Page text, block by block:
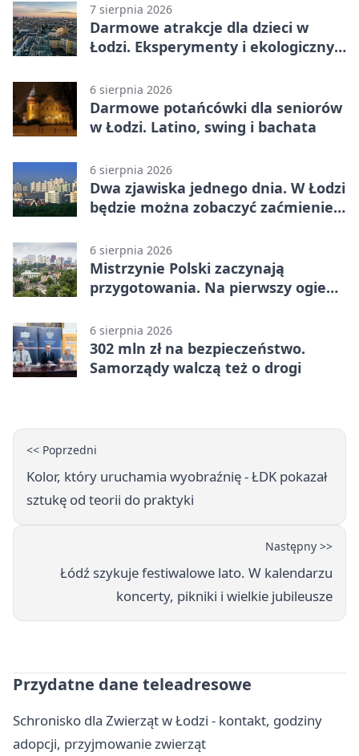
7 sierpnia 2026
Darmowe atrakcje dla dzieci w
Łodzi. Eksperymenty i ekologiczny
6 sierpnia 2026
Darmowe potańcówki dla seniorów
w Łodzi. Latino, swing i bachata
6 sierpnia 2026
Dwa zjawiska jednego dnia. W Łodzi
będzie można zobaczyć zaćmienie i
6 sierpnia 2026
Mistrzynie Polski zaczynają
przygotowania. Na pierwszy ogień
6 sierpnia 2026
302 mln zł na bezpieczeństwo.
Samorządy walczą też o drogi
<< Poprzedni
Kolor, który uruchamia wyobraźnię - ŁDK pokazał
sztukę od teorii do praktyki
Następny >>
Łódź szykuje festiwalowe lato. W kalendarzu
koncerty, pikniki i wielkie jubileusze
Przydatne dane teleadresowe
Schronisko dla Zwierząt w Łodzi - kontakt, godziny
adopcji, przyjmowanie zwierząt